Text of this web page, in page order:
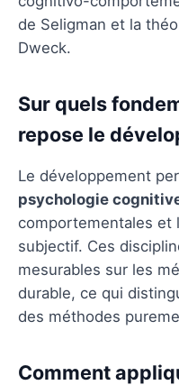
de Seligman et la
Dweck.
Sur quels
repose le
Le développement
psychologie
comportementales et
subjectif. Ces
mesurables sur les
durable, ce qui
des méthodes
Comment